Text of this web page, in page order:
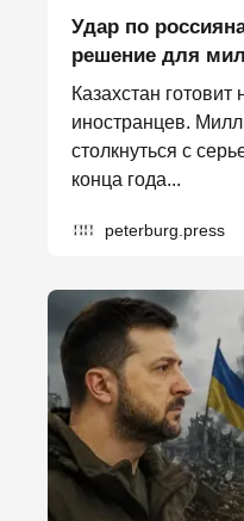
Удар по
решение для
Казахстан
иностранцев.
столкнуться с
конца года...
peterburg.press